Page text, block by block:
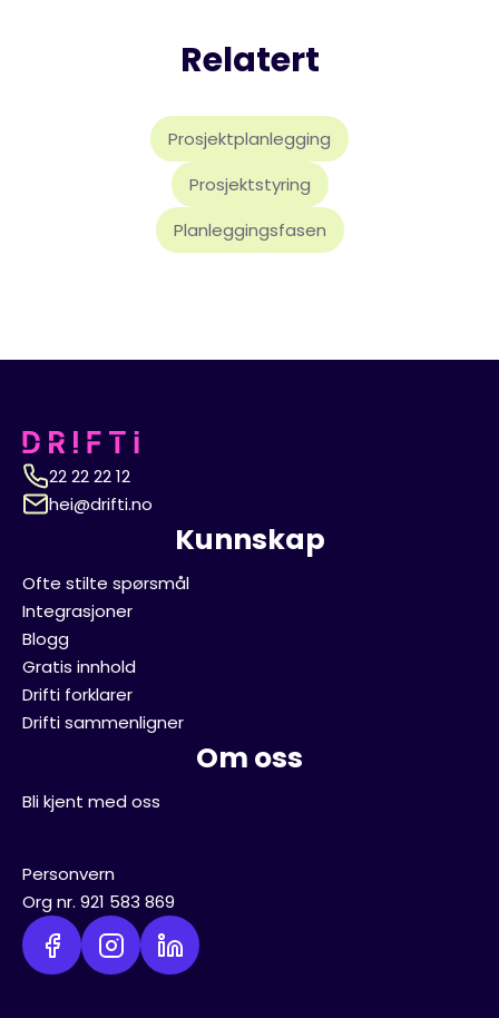
Relatert
Prosjektplanlegging
Prosjektstyring
Planleggingsfasen
22 22 22 12
hei@drifti.no
Kunnskap
Ofte stilte spørsmål
Integrasjoner
Blogg
Gratis innhold
Drifti forklarer
Drifti sammenligner
Om oss
Bli kjent med oss
Personvern
Org nr. 921 583 869